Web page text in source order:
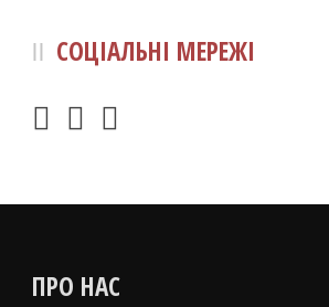
СОЦІАЛЬНІ МЕРЕЖІ
ПРО НАС